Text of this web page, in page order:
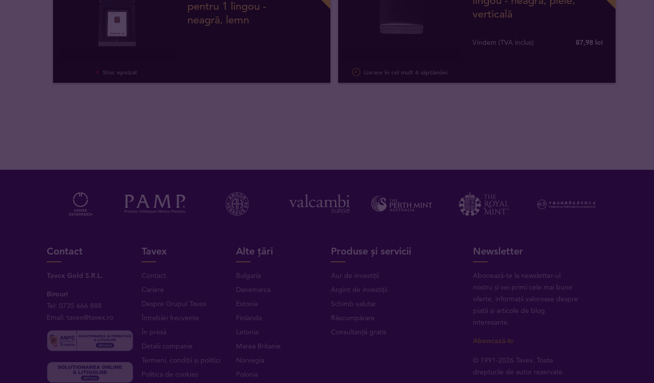
Stoc epuizat
pentru 1 lingou -
neagră, lemn
Livrare în cel mult 4 săptămâni
verticală
Vindem (TVA inclus) 87,98 lei
Contact
Tavex Gold S.R.L.
Birouri
Tel: 0735 666 888
Email: tavex@tavex.ro
Tavex
Contact
Cariere
Despre Grupul Tavex
Întrebări frecvente
În presă
Detalii companie
Termeni, condiții și politici
Politica de cookies
Alte țări
Bulgaria
Danemarca
Estonia
Finlanda
Letonia
Marea Britanie
Norvegia
Polonia
Produse și servicii
Aur de investiții
Argint de investiții
Schimb valutar
Răscumpărare
Consultanță gratis
Newsletter
Abonează-te la newsletter-ul
nostru și vei primi cele mai bune
oferte, informații valoroase despre
piață și articole de blog
interesante.
Abonează-te
© 1991-2026 Tavex. Toate
drepturile de autor rezervate.